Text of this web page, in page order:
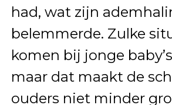
had, wat zijn
belemmerde. Zulke
komen bij jonge
maar dat maakt de
ouders niet minder